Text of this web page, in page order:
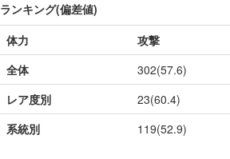
ランキング(偏差値)
体力
攻撃
全体
302(57.6)
レア度別
23(60.4)
系統別
119(52.9)